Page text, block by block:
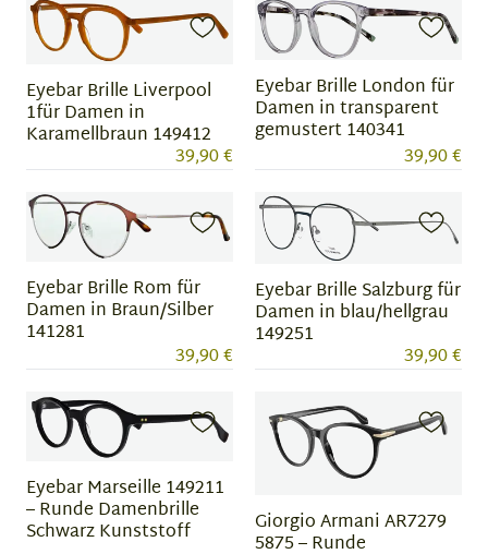
Eyebar Brille Liverpool
1für Damen in
Karamellbraun 149412
39,90 €
Eyebar Brille London für
Damen in transparent
gemustert 140341
39,90 €
Eyebar Brille Rom für
Damen in Braun/Silber
141281
39,90 €
Eyebar Brille Salzburg für
Damen in blau/hellgrau
149251
39,90 €
Eyebar Marseille 149211
– Runde Damenbrille
Schwarz Kunststoff Giorgio Armani AR7279
5875 – Runde